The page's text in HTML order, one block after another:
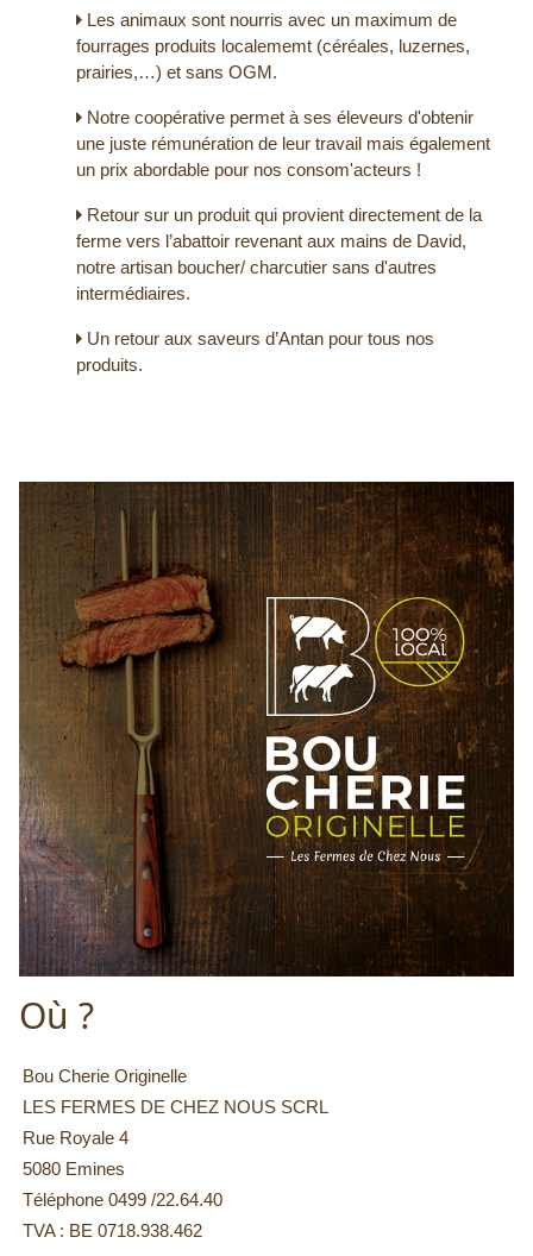
Les animaux sont nourris avec un maximum de
fourrages produits localememt (céréales, luzernes,
prairies,…) et sans OGM.
Notre coopérative permet à ses éleveurs d'obtenir
une juste rémunération de leur travail mais également
un prix abordable pour nos consom'acteurs !
Retour sur un produit qui provient directement de la
ferme vers l’abattoir revenant aux mains de David,
notre artisan boucher/ charcutier sans d'autres
intermédiaires.
Un retour aux saveurs d’Antan pour tous nos
produits.
Où ?
Bou Cherie Originelle
LES FERMES DE CHEZ NOUS SCRL
Rue Royale 4
5080 Emines
Téléphone 0499 /22.64.40
TVA : BE 0718.938.462